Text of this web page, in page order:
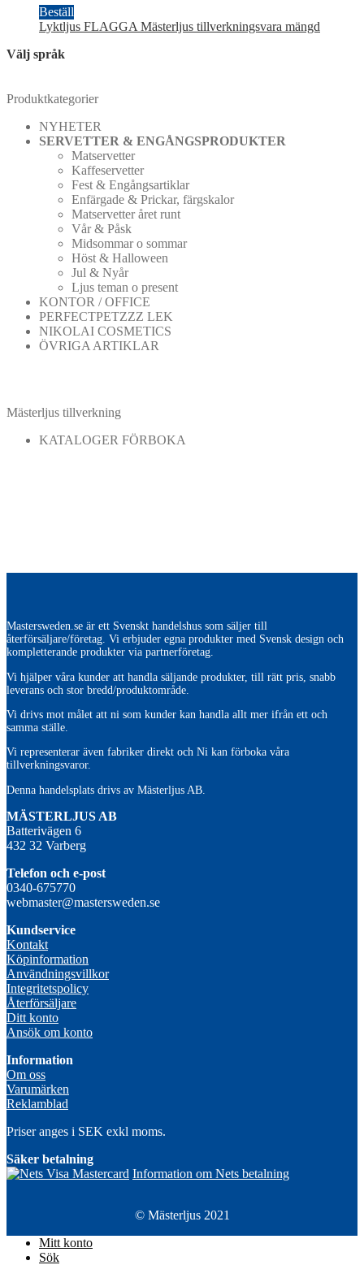
Beställ
Lyktljus FLAGGA Mästerljus tillverkningsvara mängd
Välj språk
Produktkategorier
NYHETER
SERVETTER & ENGÅNGSPRODUKTER
Matservetter
Kaffeservetter
Fest & Engångsartiklar
Enfärgade & Prickar, färgskalor
Matservetter året runt
Vår & Påsk
Midsommar o sommar
Höst & Halloween
Jul & Nyår
Ljus teman o present
KONTOR / OFFICE
PERFECTPETZZZ LEK
NIKOLAI COSMETICS
ÖVRIGA ARTIKLAR
Mästerljus tillverkning
KATALOGER FÖRBOKA
Mastersweden.se är ett Svenskt handelshus som säljer till
återförsäljare/företag. Vi erbjuder egna produkter med Svensk design och
kompletterande produkter via partnerföretag.
Vi hjälper våra kunder att handla säljande produkter, till rätt pris, snabb
leverans och stor bredd/produktområde.
Vi drivs mot målet att ni som kunder kan handla allt mer ifrån ett och
samma ställe.
Vi representerar även fabriker direkt och Ni kan förboka våra
tillverkningsvaror.
Denna handelsplats drivs av Mästerljus AB.
MÄSTERLJUS AB
Batterivägen 6
432 32 Varberg
Telefon och e-post
0340-675770
webmaster@mastersweden.se
Kundservice
Kontakt
Köpinformation
Användningsvillkor
Integritetspolicy
Återförsäljare
Ditt konto
Ansök om konto
Information
Om oss
Varumärken
Reklamblad
Priser anges i SEK exkl moms.
Säker betalning
Information om Nets betalning
© Mästerljus 2021
Mitt konto
Sök